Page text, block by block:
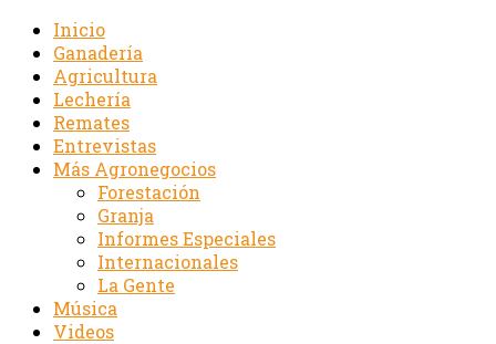
Inicio
Ganadería
Agricultura
Lechería
Remates
Entrevistas
Más Agronegocios
Forestación
Granja
Informes Especiales
Internacionales
La Gente
Música
Videos